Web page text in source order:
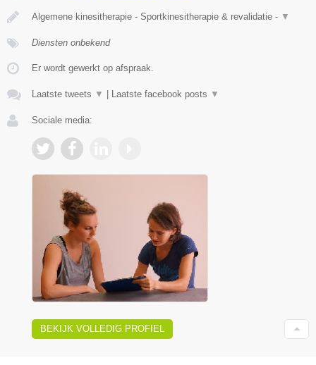
Algemene kinesitherapie - Sportkinesitherapie & revalidatie - ▼
Diensten onbekend
Er wordt gewerkt op afspraak.
Laatste tweets ▼ | Laatste facebook posts ▼
Sociale media:
BEKIJK VOLLEDIG PROFIEL